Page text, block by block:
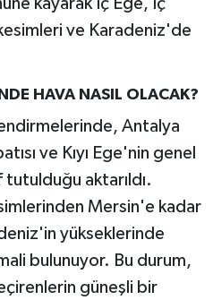
kayarak İç Ege, İç
ve Karadeniz'de
HAVA NASIL OLACAK?
Antalya
ve Kıyı Ege'nin genel
aktarıldı.
Mersin'e kadar
yükseklerinde
bulunuyor. Bu durum,
güneşli bir